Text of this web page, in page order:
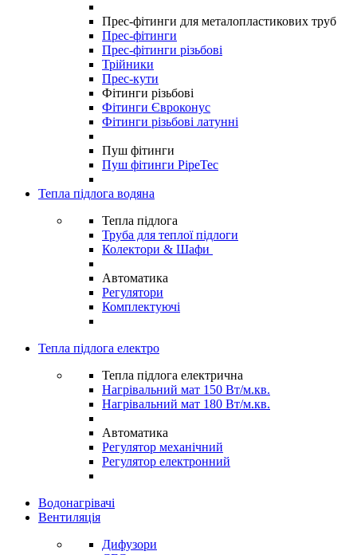
Прес-фітинги для металопластикових труб
Прес-фітинги
Прес-фітинги різьбові
Трійники
Прес-кути
Фітинги різьбові
Фітинги Євроконус
Фітинги різьбові латунні
Пуш фітинги
Пуш фітинги PipeTec
Тепла підлога водяна
Тепла підлога
Труба для теплої підлоги
Колектори & Шафи
Автоматика
Регулятори
Комплектуючі
Тепла підлога електро
Тепла підлога електрична
Нагрівальний мат 150 Вт/м.кв.
Нагрівальний мат 180 Вт/м.кв.
Автоматика
Регулятор механічний
Регулятор електронний
Водонагрівачі
Вентиляція
Дифузори